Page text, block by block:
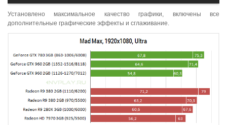
Установлено максимальное качество графики, включены все
дополнительные графические эффекты и сглаживание.